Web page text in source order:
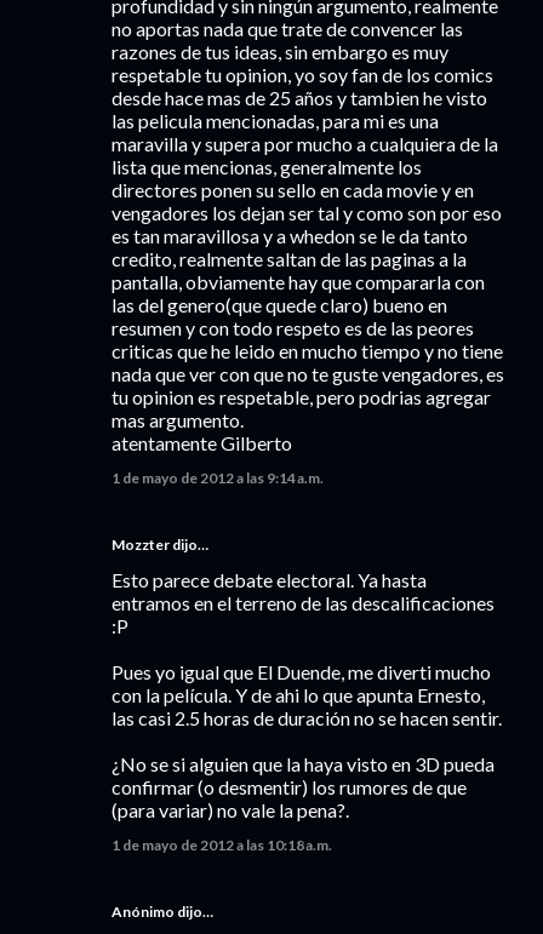
profundidad y sin ningún argumento, realmente
no aportas nada que trate de convencer las
razones de tus ideas, sin embargo es muy
respetable tu opinion, yo soy fan de los comics
desde hace mas de 25 años y tambien he visto
las pelicula mencionadas, para mi es una
maravilla y supera por mucho a cualquiera de la
lista que mencionas, generalmente los
directores ponen su sello en cada movie y en
vengadores los dejan ser tal y como son por eso
es tan maravillosa y a whedon se le da tanto
credito, realmente saltan de las paginas a la
pantalla, obviamente hay que compararla con
las del genero(que quede claro) bueno en
resumen y con todo respeto es de las peores
criticas que he leido en mucho tiempo y no tiene
nada que ver con que no te guste vengadores, es
tu opinion es respetable, pero podrias agregar
mas argumento.
atentamente Gilberto
1 de mayo de 2012 a las 9:14 a.m.
Mozzter dijo…
Esto parece debate electoral. Ya hasta
entramos en el terreno de las descalificaciones
:P
Pues yo igual que El Duende, me diverti mucho
con la película. Y de ahi lo que apunta Ernesto,
las casi 2.5 horas de duración no se hacen sentir.
¿No se si alguien que la haya visto en 3D pueda
confirmar (o desmentir) los rumores de que
(para variar) no vale la pena?.
1 de mayo de 2012 a las 10:18 a.m.
Anónimo dijo…